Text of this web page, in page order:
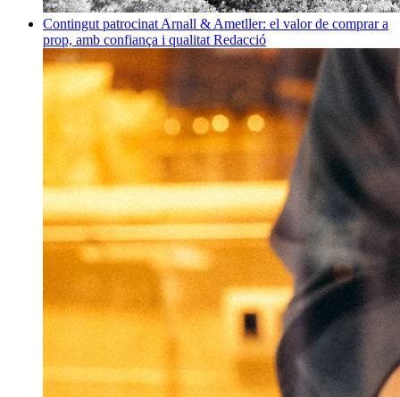
Contingut patrocinat Arnall & Ametller: el valor de comprar a
prop, amb confiança i qualitat Redacció